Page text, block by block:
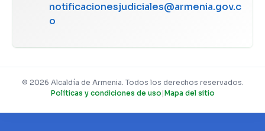
notificacionesjudiciales@armenia.gov.c
o
© 2026 Alcaldía de Armenia. Todos los derechos reservados.
Políticas y condiciones de uso |Mapa del sitio